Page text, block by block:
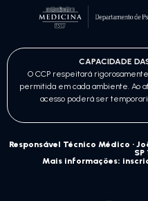
CAPACIDADE
O CCP respeitará
permitida em cada ambiente. Ao
acesso poderá ser
Responsável Técnico Médico ·
SP
Mais informações: